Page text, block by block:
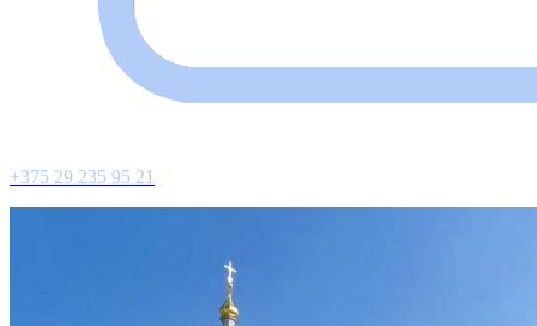
+375 29 235 95 21